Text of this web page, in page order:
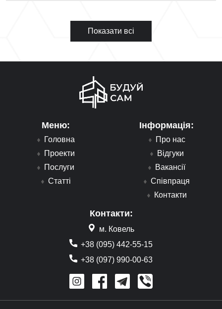
Показати всі
Меню:
Головна
Проекти
Послуги
Статті
Інформація:
Про нас
Відгуки
Вакансії
Співпраця
Контакти
Контакти:
м. Ковель
+38 (095) 442-55-15
+38 (097) 990-00-63